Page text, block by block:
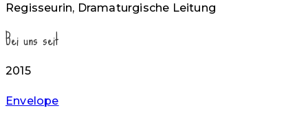
Regisseurin, Dramaturgische Leitung
Bei uns seit
2015
Envelope